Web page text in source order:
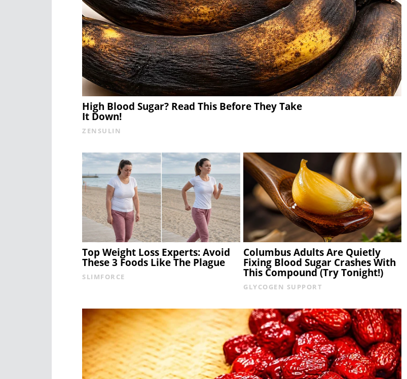
High Blood Sugar? Read This Before They Take
It Down!
ZENSULIN
Top Weight Loss Experts: Avoid
These 3 Foods Like The Plague
SLIMFORCE
Columbus Adults Are Quietly
Fixing Blood Sugar Crashes With
This Compound (Try Tonight!)
GLYCOGEN SUPPORT